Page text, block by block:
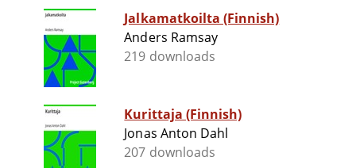
Jalkamatkoilta (Finnish)
Anders Ramsay
219 downloads
Kurittaja (Finnish)
Jonas Anton Dahl
207 downloads